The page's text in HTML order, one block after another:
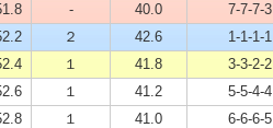
- 40.0 7-7-7-3
２ 42.6 1-1-1-1
１ 41.8 3-3-2-2
１ 41.2 5-5-4-4
１ 41.0 6-6-6-5